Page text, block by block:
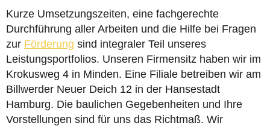
Kurze Umsetzungszeiten, eine fachgerechte
Durchführung aller Arbeiten und die Hilfe bei Fragen
zur Förderung sind integraler Teil unseres
Leistungsportfolios. Unseren Firmensitz haben wir im
Krokusweg 4 in Minden. Eine Filiale betreiben wir am
Billwerder Neuer Deich 12 in der Hansestadt
Hamburg. Die baulichen Gegebenheiten und Ihre
Vorstellungen sind für uns das Richtmaß. Wir